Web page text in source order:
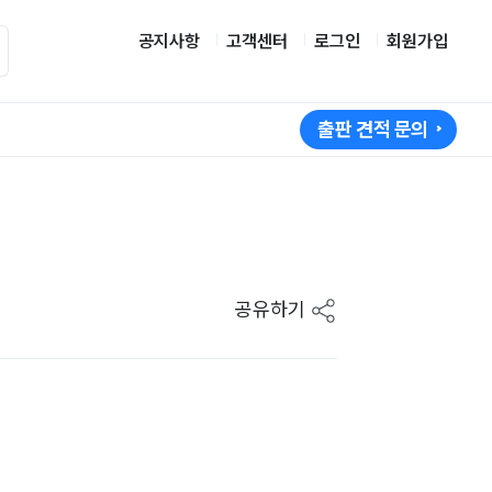
공지사항 고객센터 로그인 회원가입
출판 견적 문의
공유하기